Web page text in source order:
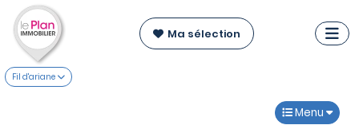
Ma sélection
Fil d'ariane
Menu